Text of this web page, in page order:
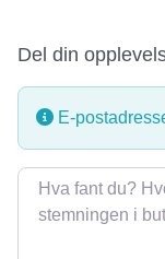
Del din
E-
Omtale